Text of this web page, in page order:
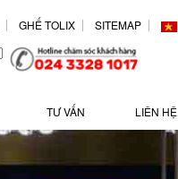
GHẾ TOLIX SITEMAP
TƯ VẤN LIÊN HỆ